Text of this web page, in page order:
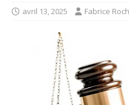
avril 13, 2025 Fabrice